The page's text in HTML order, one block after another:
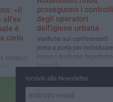
«Il
all'ex
è
cielo
sindaco:
di
proseguono i controlli
degli operatori
dell'igiene urbana
Verifiche sui conferimenti
porta a porta per individuare
coloro i quali non rispettano
le regole
Iscriviti alla Newsletter